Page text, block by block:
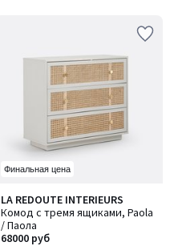
Финальная цена
LA REDOUTE INTERIEURS
Комод с тремя ящиками, Paola
/ Паола
68000 руб
4,8
/ 5